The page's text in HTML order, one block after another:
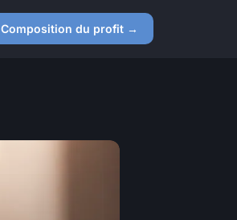
Composition du profit →